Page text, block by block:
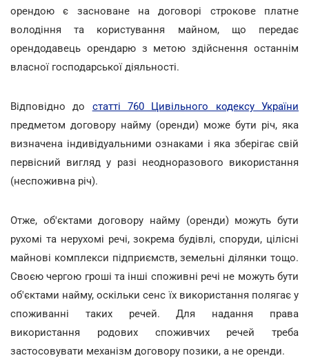
орендою є засноване на договорі строкове платне
володіння та користування майном, що передає
орендодавець орендарю з метою здійснення останнім
власної господарської діяльності.
Відповідно до статті 760 Цивільного кодексу України
предметом договору найму (оренди) може бути річ, яка
визначена індивідуальними ознаками і яка зберігає свій
первісний вигляд у разі неодноразового використання
(неспоживна річ).
Отже, об'єктами договору найму (оренди) можуть бути
рухомі та нерухомі речі, зокрема будівлі, споруди, цілісні
майнові комплекси підприємств, земельні ділянки тощо.
Своєю чергою гроші та інші споживні речі не можуть бути
об'єктами найму, оскільки сенс їх використання полягає у
споживанні таких речей. Для надання права
використання родових споживчих речей треба
застосовувати механізм договору позики, а не оренди.